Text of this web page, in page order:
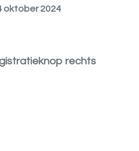
oktober 2024
rechts